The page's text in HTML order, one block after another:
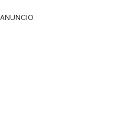
ANUNCIO